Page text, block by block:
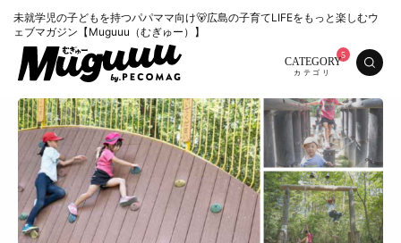
未就学児の子どもを持つパパママ向け🐻広島の子育てLIFEをもっと楽しむウ
ェブマガジン【Muguuu（むぎゅー）】
CATEGORY